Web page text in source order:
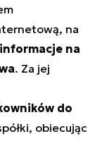
na
na
. Za jej
do
obiecując